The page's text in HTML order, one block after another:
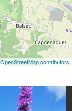
OpenStreetMap contributors